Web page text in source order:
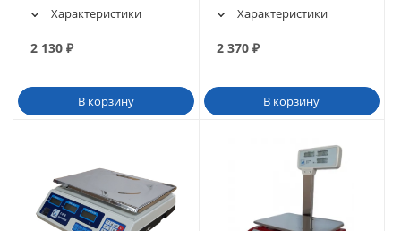
Характеристики
2 130 ₽
В корзину
Характеристики
2 370₽
В корзину